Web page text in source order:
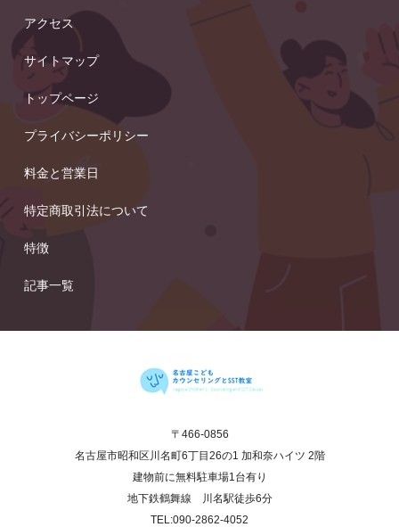
アクセス
サイトマップ
トップページ
プライバシーポリシー
料金と営業日
特定商取引法について
特徴
記事一覧
〒466‐0856
名古屋市昭和区川名町6丁目26の1 加和奈ハイツ 2階
建物前に無料駐車場1台有り
地下鉄鶴舞線 川名駅徒歩6分
TEL:090-2862‐4052